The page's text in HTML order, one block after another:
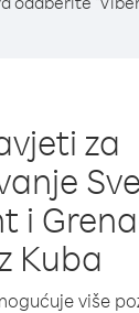
za
i
Kuba
više